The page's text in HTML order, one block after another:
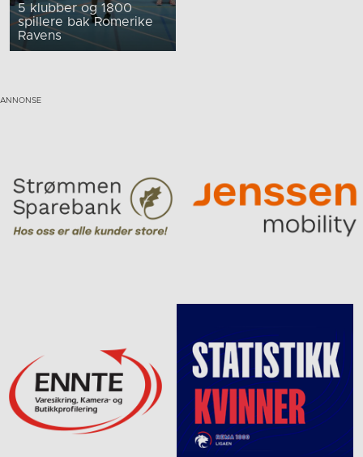
5 klubber og 1800
spillere bak Romerike
Ravens